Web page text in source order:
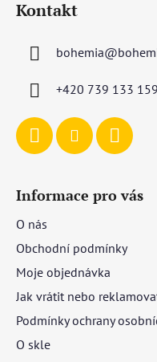
Kontakt
bohemia@
+420 739 133 159
Informace pro vás
O nás
Obchodní podmínky
Moje objednávka
Jak vrátit nebo
Podmínky ochrany
O skle